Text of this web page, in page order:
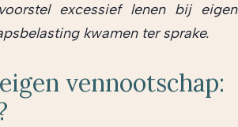
excessief lenen bij eigen
kwamen ter sprake.
vennootschap: